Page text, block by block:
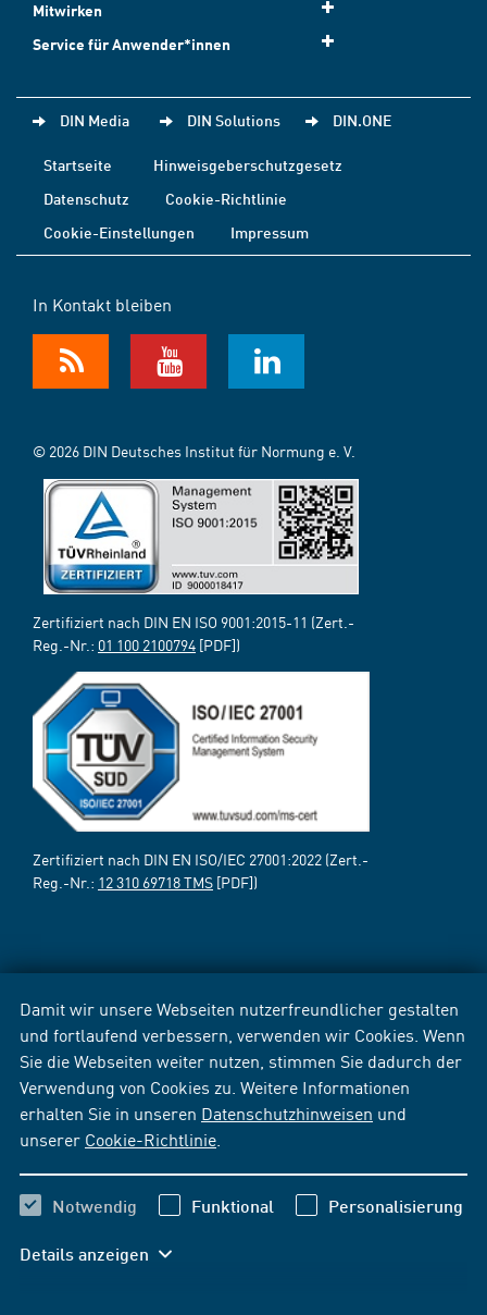
Damit wir unsere Webseiten nutzerfreundlicher gestalten
und fortlaufend verbessern, verwenden wir Cookies. Wenn
Sie die Webseiten weiter nutzen, stimmen Sie dadurch der
Verwendung von Cookies zu. Weitere Informationen
erhalten Sie in unseren Datenschutzhinweisen und
unserer Cookie-Richtlinie
Notwendig Funktional Personalisierung
Details anzeigen
Mitwirken
Service für Anwender*innen
DIN Media DIN Solutions DIN.ONE
Startseite
Hinweisgeberschutzgesetz
Datenschutz
Cookie-Richtlinie
Cookie-Einstellungen
Impressum
In Kontakt bleiben
© 2026 DIN Deutsches Institut für Normung e. V.
Zertifiziert nach DIN EN ISO 9001:2015-11 (Zert.-
Reg.-Nr.: 01 100 2100794 [PDF])
Zertifiziert nach DIN EN ISO/IEC 27001:2022 (Zert.-
Reg.-Nr.: 12 310 69718 TMS [PDF])